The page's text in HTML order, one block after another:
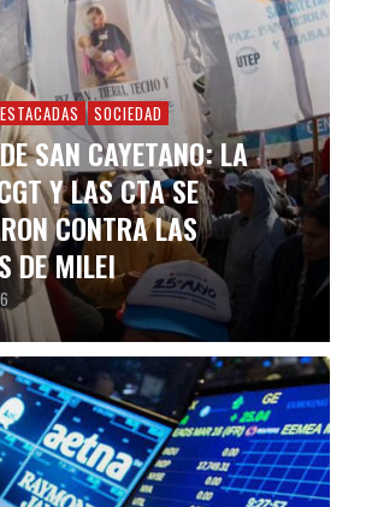
SOCIEDAD
SAN CAYETANO: LA
Y LAS CTA SE
CONTRA LAS
DE MILEI